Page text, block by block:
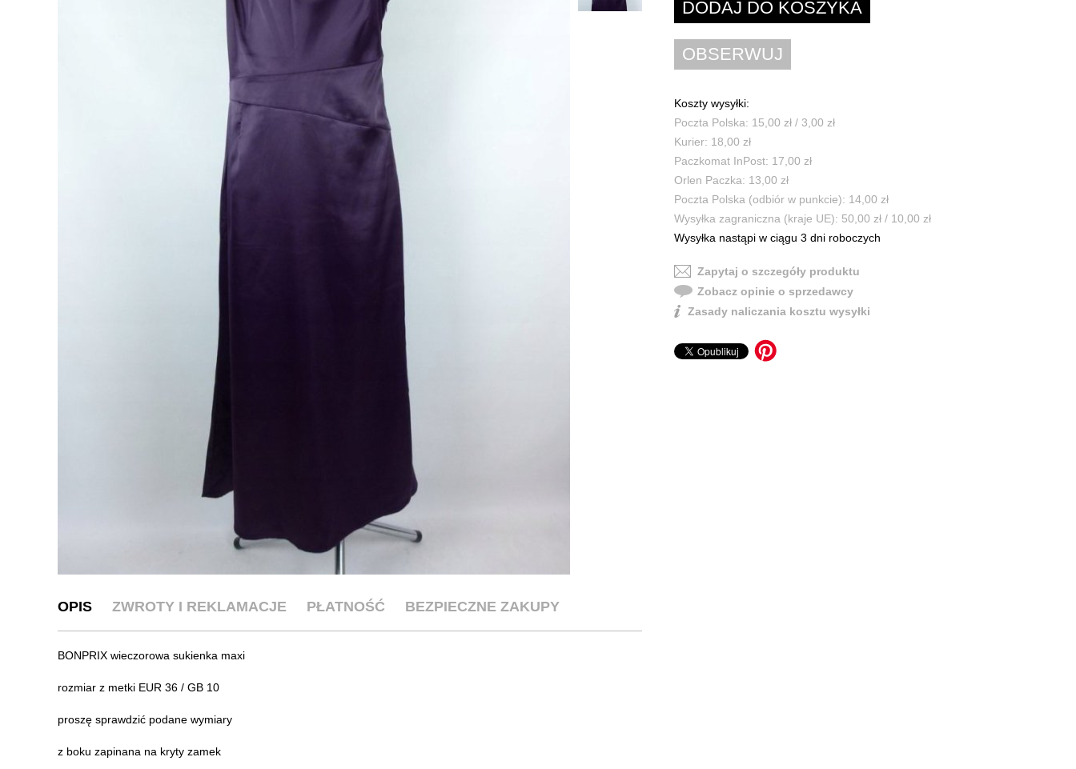
Koszty wysyłki:
Poczta Polska: 15,00 zł / 3,00 zł
Kurier: 18,00 zł
Paczkomat InPost: 17,00 zł
Orlen Paczka: 13,00 zł
Poczta Polska (odbiór w punkcie): 14,00 zł
Wysyłka zagraniczna (kraje UE): 50,00 zł / 10,00 zł
Wysyłka nastąpi w ciągu 3 dni roboczych
Zapytaj o szczegóły produktu
Zobacz opinie o sprzedawcy
Zasady naliczania kosztu wysyłki
OPIS ZWROTY I REKLAMACJE PŁATNOŚĆ BEZPIECZNE ZAKUPY
BONPRIX wieczorowa sukienka maxi
rozmiar z metki EUR 36 / GB 10
proszę sprawdzić podane wymiary
z boku zapinana na kryty zamek